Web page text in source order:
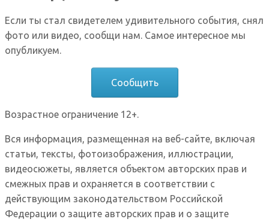
Если ты стал свидетелем удивительного события, снял
фото или видео, сообщи нам. Самое интересное мы
опубликуем.
Сообщить
Возрастное ограничение 12+.
Вся информация, размещенная на веб-сайте, включая
статьи, тексты, фотоизображения, иллюстрации,
видеосюжеты, является объектом авторских прав и
смежных прав и охраняется в соответствии с
действующим законодательством Российской
Федерации о защите авторских прав и о защите